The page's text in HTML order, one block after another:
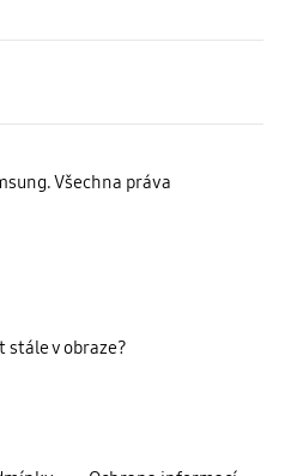
Všechna práva
stále v obraze?